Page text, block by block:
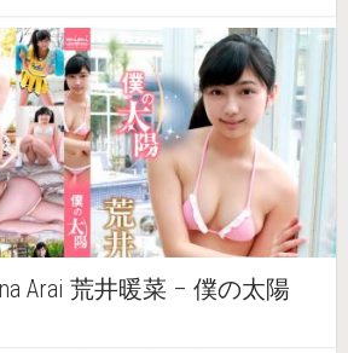
Arai 荒井暖菜 – 僕の太陽